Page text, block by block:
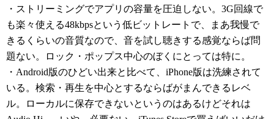
・ストリーミングでアプリの容量を圧迫しない。3G回線で
も楽々使える48kbpsという低ビットレートで、まあ我慢で
きるくらいの音質なので、音を試し聴きする感覚ならば問
題ない。ロック・ポップス中心のぼくにとっては特に。
・Android版のひどい出来と比べて、iPhone版は洗練されて
いる。検索・再生を中心とするならばがまんできるレベ
ル。ローカルに保存できないというのはあるけどそれは